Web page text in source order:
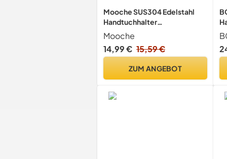
Mooche SUS304 Edelstahl
Handtuchhalter
Handtuchstange
Handtuchständer
Mooche
14,99 € 15,59 €
ZUM ANGEBOT